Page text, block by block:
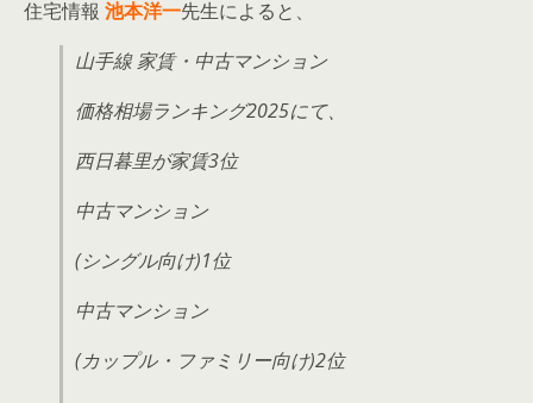
住宅情報 池本洋一先生によると、
山手線 家賃・中古マンション
価格相場ランキング2025にて、
西日暮里が家賃3位
中古マンション
(シングル向け)1位
中古マンション
(カップル・ファミリー向け)2位